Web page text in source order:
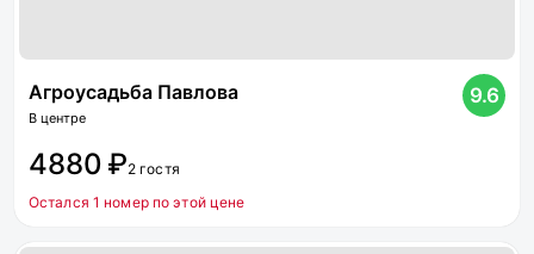
Агроусадьба Павлова
В центре
9.6
4880 ₽2 гостя
Остался 1 номер по этой цене